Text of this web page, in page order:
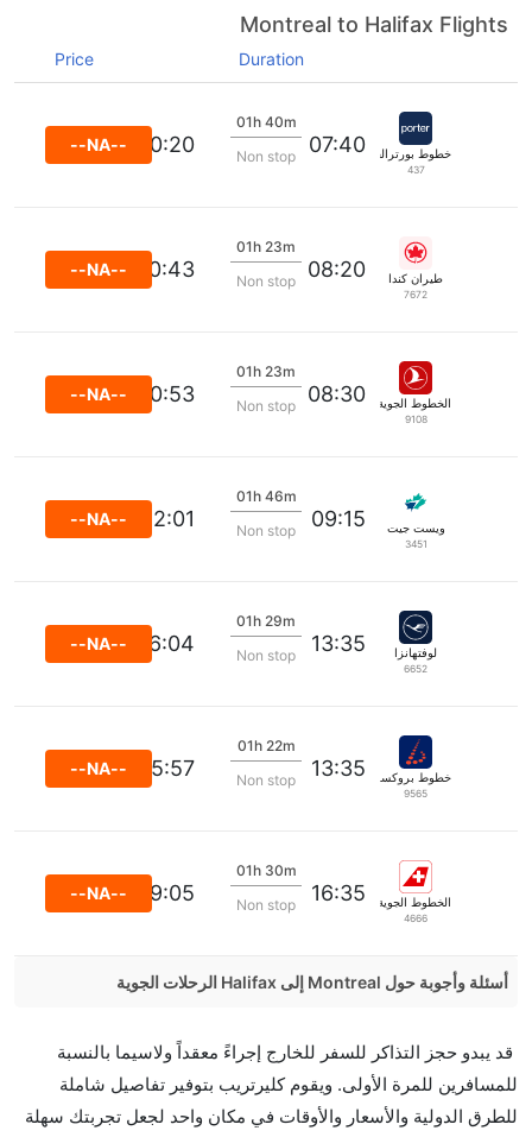
Montreal to Halifax Flights
Duration
Price
خطوط بورترالجوية
437
07:40
01h 40m
Non stop
10:20
--NA--
طيران كندا
7672
08:20
01h 23m
Non stop
10:43
--NA--
الخطوط الجوية التركية
9108
08:30
01h 23m
Non stop
10:53
--NA--
ويست جيت
3451
09:15
01h 46m
Non stop
12:01
--NA--
لوفتهانزا
6652
13:35
01h 29m
Non stop
16:04
--NA--
خطوط بروكسل الجوية
9565
13:35
01h 22m
Non stop
15:57
--NA--
الخطوط الجوية السويسرية الدولية
4666
16:35
01h 30m
Non stop
19:05
--NA--
أسئلة وأجوبة حول Montreal إلى Halifax الرحلات الجوية
إلىهاليفاكس مما تستغرقه الخطوط الجوية الأخرى؟
نعم. توفر كل من أسرع رحلات الطيران على هذا الطريق،
هل توفر شركات الطيران مساحة إضافية للنوم؟
قد يبدو حجز التذاكر للسفر للخارج إجراءً معقداً ولاسيما بالنسبة
للمسافرين للمرة الأولى. ويقوم كليرتريب بتوفير تفاصيل شاملة
للطرق الدولية والأسعار والأوقات في مكان واحد لجعل تجربتك سهلة